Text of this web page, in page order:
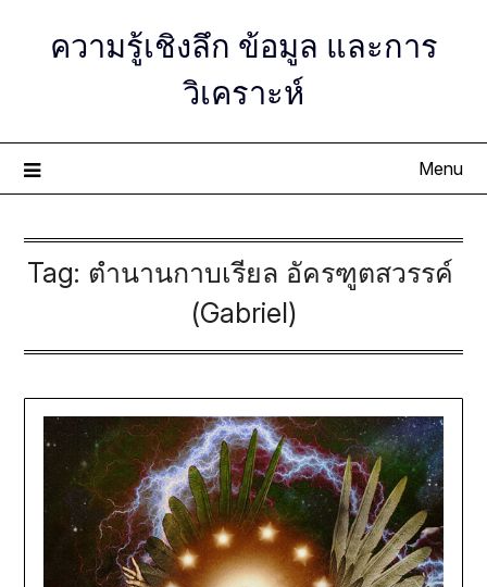
ความรู้เชิงลึก ข้อมูล และการ
วิเคราะห์
Menu
Tag: ตำนานกาบเรียล อัครฑูตสวรรค์
(Gabriel)